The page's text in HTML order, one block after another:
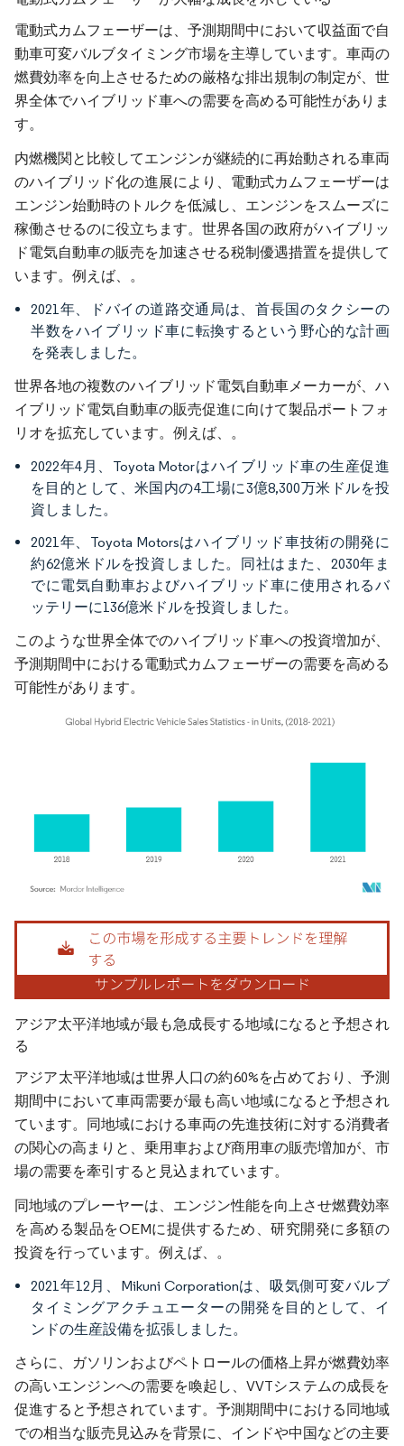
電動式カムフェーザーは、予測期間中において収益面で自
動車可変バルブタイミング市場を主導しています。車両の
燃費効率を向上させるための厳格な排出規制の制定が、世
界全体でハイブリッド車への需要を高める可能性がありま
す。
内燃機関と比較してエンジンが継続的に再始動される車両
のハイブリッド化の進展により、電動式カムフェーザーは
エンジン始動時のトルクを低減し、エンジンをスムーズに
稼働させるのに役立ちます。世界各国の政府がハイブリッ
ド電気自動車の販売を加速させる税制優遇措置を提供して
います。例えば、。
2021年、ドバイの道路交通局は、首長国のタクシーの
半数をハイブリッド車に転換するという野心的な計画
を発表しました。
世界各地の複数のハイブリッド電気自動車メーカーが、ハ
イブリッド電気自動車の販売促進に向けて製品ポートフォ
リオを拡充しています。例えば、。
2022年4月、Toyota Motorはハイブリッド車の生産促進
を目的として、米国内の4工場に3億8,300万米ドルを投
資しました。
2021年、Toyota Motorsはハイブリッド車技術の開発に
約62億米ドルを投資しました。同社はまた、2030年ま
でに電気自動車およびハイブリッド車に使用されるバ
ッテリーに136億米ドルを投資しました。
このような世界全体でのハイブリッド車への投資増加が、
予測期間中における電動式カムフェーザーの需要を高める
可能性があります。
画像 © Mordor Intelligence。再利用にはCC BY 4.0の表示が必要です。
アジア太平洋地域が最も急成長する地域になると予想され
る
アジア太平洋地域は世界人口の約60%を占めており、予測
期間中において車両需要が最も高い地域になると予想され
ています。同地域における車両の先進技術に対する消費者
の関心の高まりと、乗用車および商用車の販売増加が、市
場の需要を牽引すると見込まれています。
同地域のプレーヤーは、エンジン性能を向上させ燃費効率
を高める製品をOEMに提供するため、研究開発に多額の
投資を行っています。例えば、。
2021年12月、Mikuni Corporationは、吸気側可変バルブ
タイミングアクチュエーターの開発を目的として、イ
ンドの生産設備を拡張しました。
さらに、ガソリンおよびペトロールの価格上昇が燃費効率
の高いエンジンへの需要を喚起し、VVTシステムの成長を
促進すると予想されています。予測期間中における同地域
での相当な販売見込みを背景に、インドや中国などの主要